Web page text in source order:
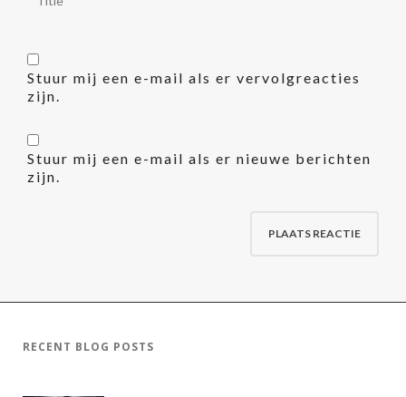
Stuur mij een e-mail als er vervolgreacties
zijn.
Stuur mij een e-mail als er nieuwe berichten
zijn.
RECENT BLOG POSTS